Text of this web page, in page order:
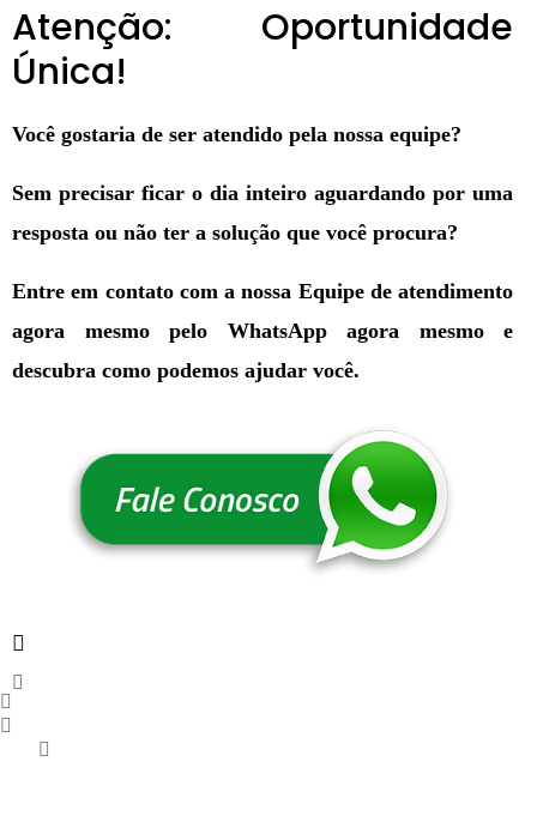
Atenção: Oportunidade
Única!
Você gostaria de ser atendido pela nossa equipe?
Sem precisar ficar o dia inteiro aguardando por uma
resposta ou não ter a solução que você procura?
Entre em contato com a nossa Equipe de atendimento
agora mesmo pelo WhatsApp agora mesmo e
descubra como podemos ajudar você.